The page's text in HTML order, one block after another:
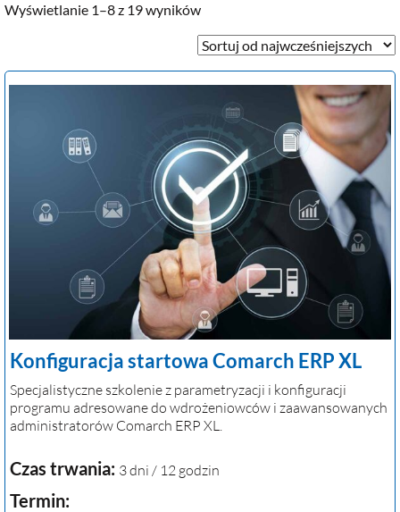
Wyświetlanie 1–8 z 19 wyników
Konfiguracja startowa Comarch ERP XL
Specjalistyczne szkolenie z parametryzacji i konfiguracji
programu adresowane do wdrożeniowców i zaawansowanych
administratorów Comarch ERP XL.
Czas trwania: 3 dni / 12 godzin
Termin: